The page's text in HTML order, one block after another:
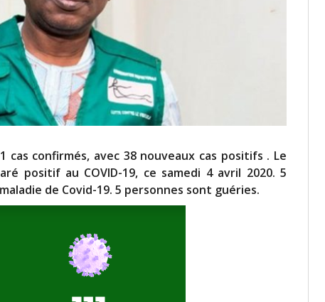
cas confirmés, avec 38 nouveaux cas positifs . Le
positif au COVID-19, ce samedi 4 avril 2020. 5
de Covid-19. 5 personnes sont guéries.